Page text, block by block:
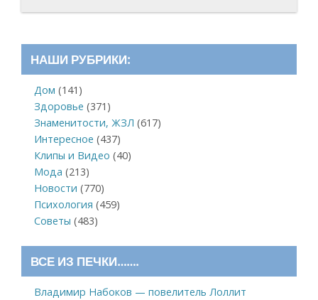
НАШИ РУБРИКИ:
Дом (141)
Здоровье (371)
Знаменитости, ЖЗЛ (617)
Интересное (437)
Клипы и Видео (40)
Мода (213)
Новости (770)
Психология (459)
Советы (483)
ВСЕ ИЗ ПЕЧКИ…….
Владимир Набоков — повелитель Лоллит